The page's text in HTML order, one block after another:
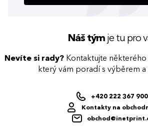
Náš týmje tu pro
Nevíte si rady? Kontaktujte
který vám poradí s výběrem a
+420 222 367 900
Kontakty na